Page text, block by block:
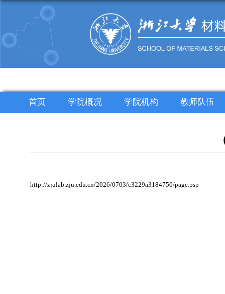
首页 学院概况 学院机构 教师队伍
http://zjulab.zju.edu.cn/2026/0703/c3229a3184750/page.psp